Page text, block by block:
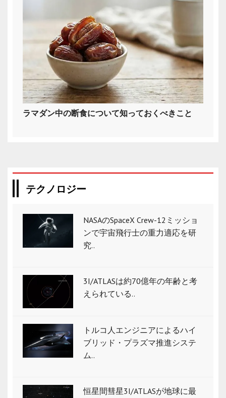
ラマダン中の断食について知っておくべきこと
テクノロジー
NASAのSpaceX Crew-12ミッショ
ンで宇宙飛行士の重力適応を研
究..
3I/ATLASは約70億年の年齢と考
えられている..
トルコ人エンジニアによるハイ
ブリッド・プラズマ推進システ
ム..
恒星間彗星3I/ATLASが地球に最